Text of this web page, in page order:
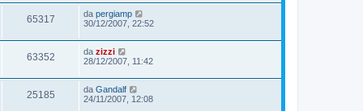
65317 da pergiamp
30/12/2007, 22:52
63352 da zizzi
28/12/2007, 11:42
25185 da Gandalf
24/11/2007, 12:08